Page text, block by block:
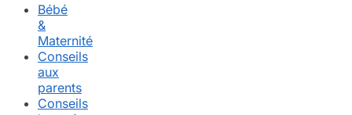
Bébé
&
Maternité
Conseils
aux
parents
Conseils